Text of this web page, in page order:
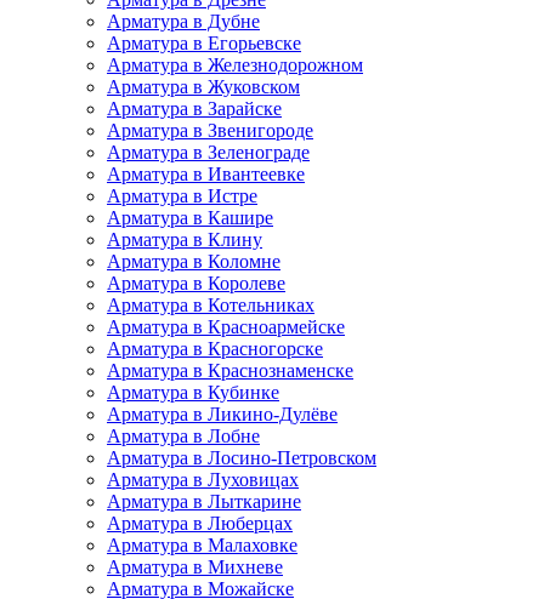
Арматура в Дубне
Арматура в Егорьевске
Арматура в Железнодорожном
Арматура в Жуковском
Арматура в Зарайске
Арматура в Звенигороде
Арматура в Зеленограде
Арматура в Ивантеевке
Арматура в Истре
Арматура в Кашире
Арматура в Клину
Арматура в Коломне
Арматура в Королеве
Арматура в Котельниках
Арматура в Красноармейске
Арматура в Красногорске
Арматура в Краснознаменске
Арматура в Кубинке
Арматура в Ликино-Дулёве
Арматура в Лобне
Арматура в Лосино-Петровском
Арматура в Луховицах
Арматура в Лыткарине
Арматура в Люберцах
Арматура в Малаховке
Арматура в Михневе
Арматура в Можайске